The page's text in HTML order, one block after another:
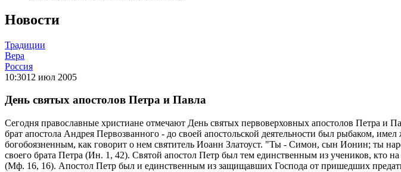
Новости
Традиции
Вера
Россия
10:3012 июл 2005
День святых апостолов Петра и Павла
Сегодня православные христиане отмечают День святых первоверховных апостолов Петра и
брат апостола Андрея Первозванного - до своей апостольской деятельности был рыбаком,
богобоязненным, как говорит о нем святитель Иоанн Златоуст. "Ты - Симон, сын Ионин; ты
своего брата Петра (Ин. 1, 42). Святой апостол Петр был тем единственным из учеников, кто
(Мф. 16, 16). Апостол Петр был и единственным из защищавших Господа от пришедших